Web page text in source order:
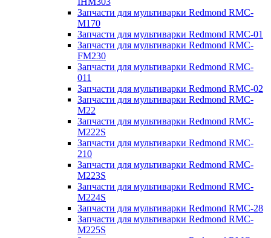
Запчасти для мультиварки Redmond RMC-
M170
Запчасти для мультиварки Redmond RMC-01
Запчасти для мультиварки Redmond RMC-
FM230
Запчасти для мультиварки Redmond RMC-
011
Запчасти для мультиварки Redmond RMC-02
Запчасти для мультиварки Redmond RMC-
M22
Запчасти для мультиварки Redmond RMC-
M222S
Запчасти для мультиварки Redmond RMC-
210
Запчасти для мультиварки Redmond RMC-
M223S
Запчасти для мультиварки Redmond RMC-
M224S
Запчасти для мультиварки Redmond RMC-28
Запчасти для мультиварки Redmond RMC-
M225S